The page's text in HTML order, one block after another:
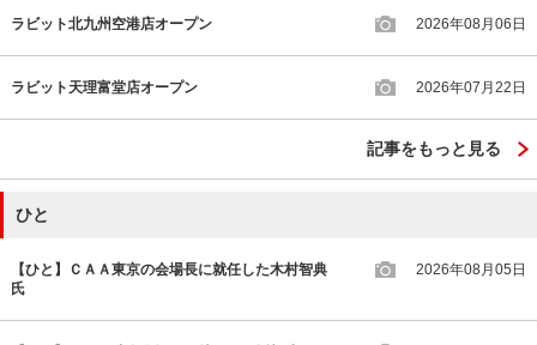
ラビット北九州空港店オープン 2026年08月06日
ラビット天理富堂店オープン 2026年07月22日
記事をもっと見る
ひと
【ひと】ＣＡＡ東京の会場長に就任した木村智典
氏
2026年08月05日